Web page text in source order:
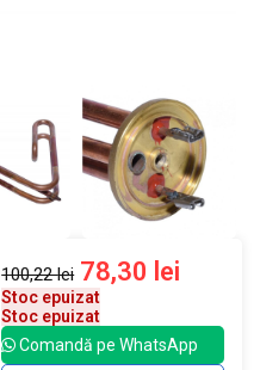
100,22lei 78,30 lei
Stoc epuizat
Stoc epuizat
Comandă pe WhatsApp